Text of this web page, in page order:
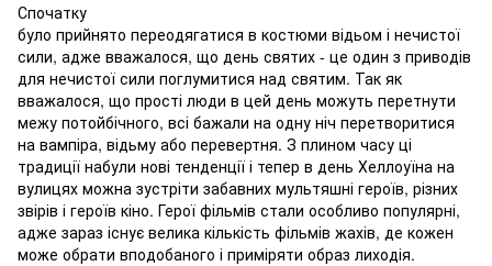
Спочатку
було прийнято переодягатися в костюми відьом і нечистої
сили, адже вважалося, що день святих - це один з приводів
для нечистої сили поглумитися над святим. Так як
вважалося, що прості люди в цей день можуть перетнути
межу потойбічного, всі бажали на одну ніч перетворитися
на вампіра, відьму або перевертня. З плином часу ці
традиції набули нові тенденції і тепер в день Хеллоуїна на
вулицях можна зустріти забавних мультяшні героїв, різних
звірів і героїв кіно. Герої фільмів стали особливо популярні,
адже зараз існує велика кількість фільмів жахів, де кожен
може обрати вподобаного і приміряти образ лиходія.